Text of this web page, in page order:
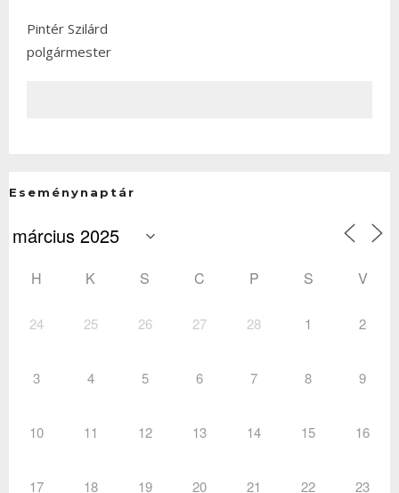
Pintér Szilárd
polgármester
Eseménynaptár
H K S C P S V
24 25 26 27 28 1 2
3 4 5 6 7 8 9
10 11 12 13 14 15 16
17 18 19 20 21 22 23